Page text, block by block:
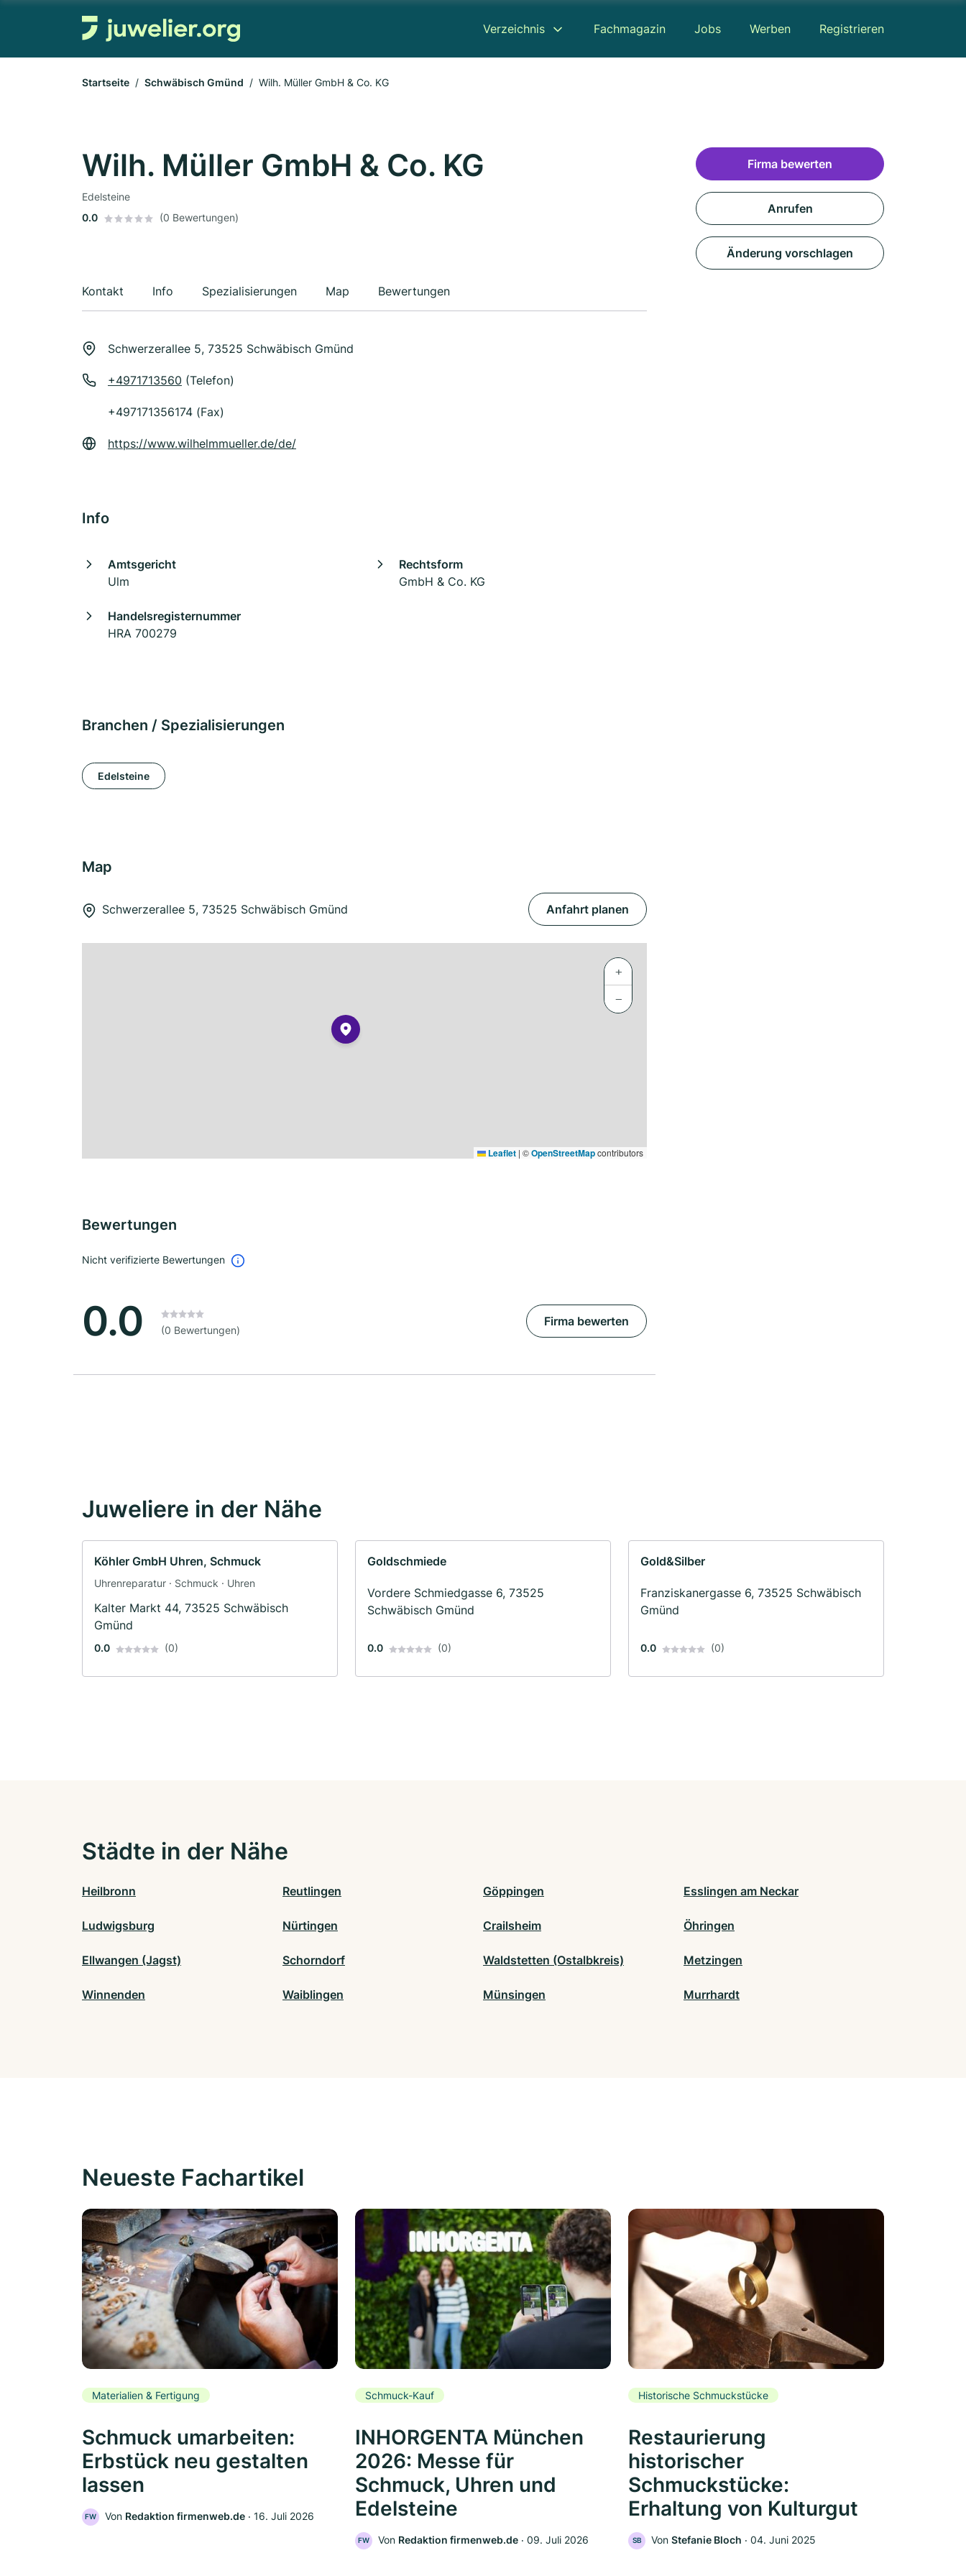
Verzeichnis Fachmagazin Jobs Werben Registrieren
Startseite Schwäbisch Gmünd Wilh. Müller GmbH & Co. KG
Wilh. Müller GmbH & Co. KG
Edelsteine
0.0
(0 Bewertungen)
Kontakt Info Spezialisierungen Map Bewertungen
Schwerzerallee 5, 73525 Schwäbisch Gmünd
+4971713560 (Telefon)
+497171356174 (Fax)
https://www.wilhelmmueller.de/de/
Info
Amtsgericht
Ulm
Rechtsform
GmbH & Co. KG
Handelsregisternummer
HRA 700279
Branchen / Spezialisierungen
Edelsteine
Map
Schwerzerallee 5, 73525 Schwäbisch Gmünd Anfahrt planen
+
−
Leaflet | ©OpenStreetMapcontributors
Bewertungen
Nicht verifizierte Bewertungen
0.0 (0 Bewertungen)
Firma bewerten
Firma bewerten
Anrufen
Änderung vorschlagen
Juweliere in der Nähe
Köhler GmbH Uhren, Schmuck
Uhrenreparatur · Schmuck · Uhren
Kalter Markt 44, 73525 Schwäbisch
Gmünd
0.0 (0)
Goldschmiede
Vordere Schmiedgasse 6, 73525
Schwäbisch Gmünd
0.0 (0)
Gold&Silber
Franziskanergasse 6, 73525 Schwäbisch
Gmünd
0.0 (0)
Städte in der Nähe
Heilbronn Reutlingen Göppingen Esslingen am Neckar
Ludwigsburg Nürtingen Crailsheim Öhringen
Ellwangen (Jagst) Schorndorf Waldstetten (Ostalbkreis) Metzingen
Winnenden Waiblingen Münsingen Murrhardt
Neueste Fachartikel
Materialien & Fertigung
Schmuck umarbeiten:
Erbstück neu gestalten
lassen
FW Von Redaktion firmenweb.de ‧ 16. Juli 2026
Schmuck-Kauf
INHORGENTA München
2026: Messe für
Schmuck, Uhren und
Edelsteine
FW Von Redaktion firmenweb.de ‧ 09. Juli 2026
Historische Schmuckstücke
Restaurierung
historischer
Schmuckstücke:
Erhaltung von Kulturgut
SB Von Stefanie Bloch ‧ 04. Juni 2025